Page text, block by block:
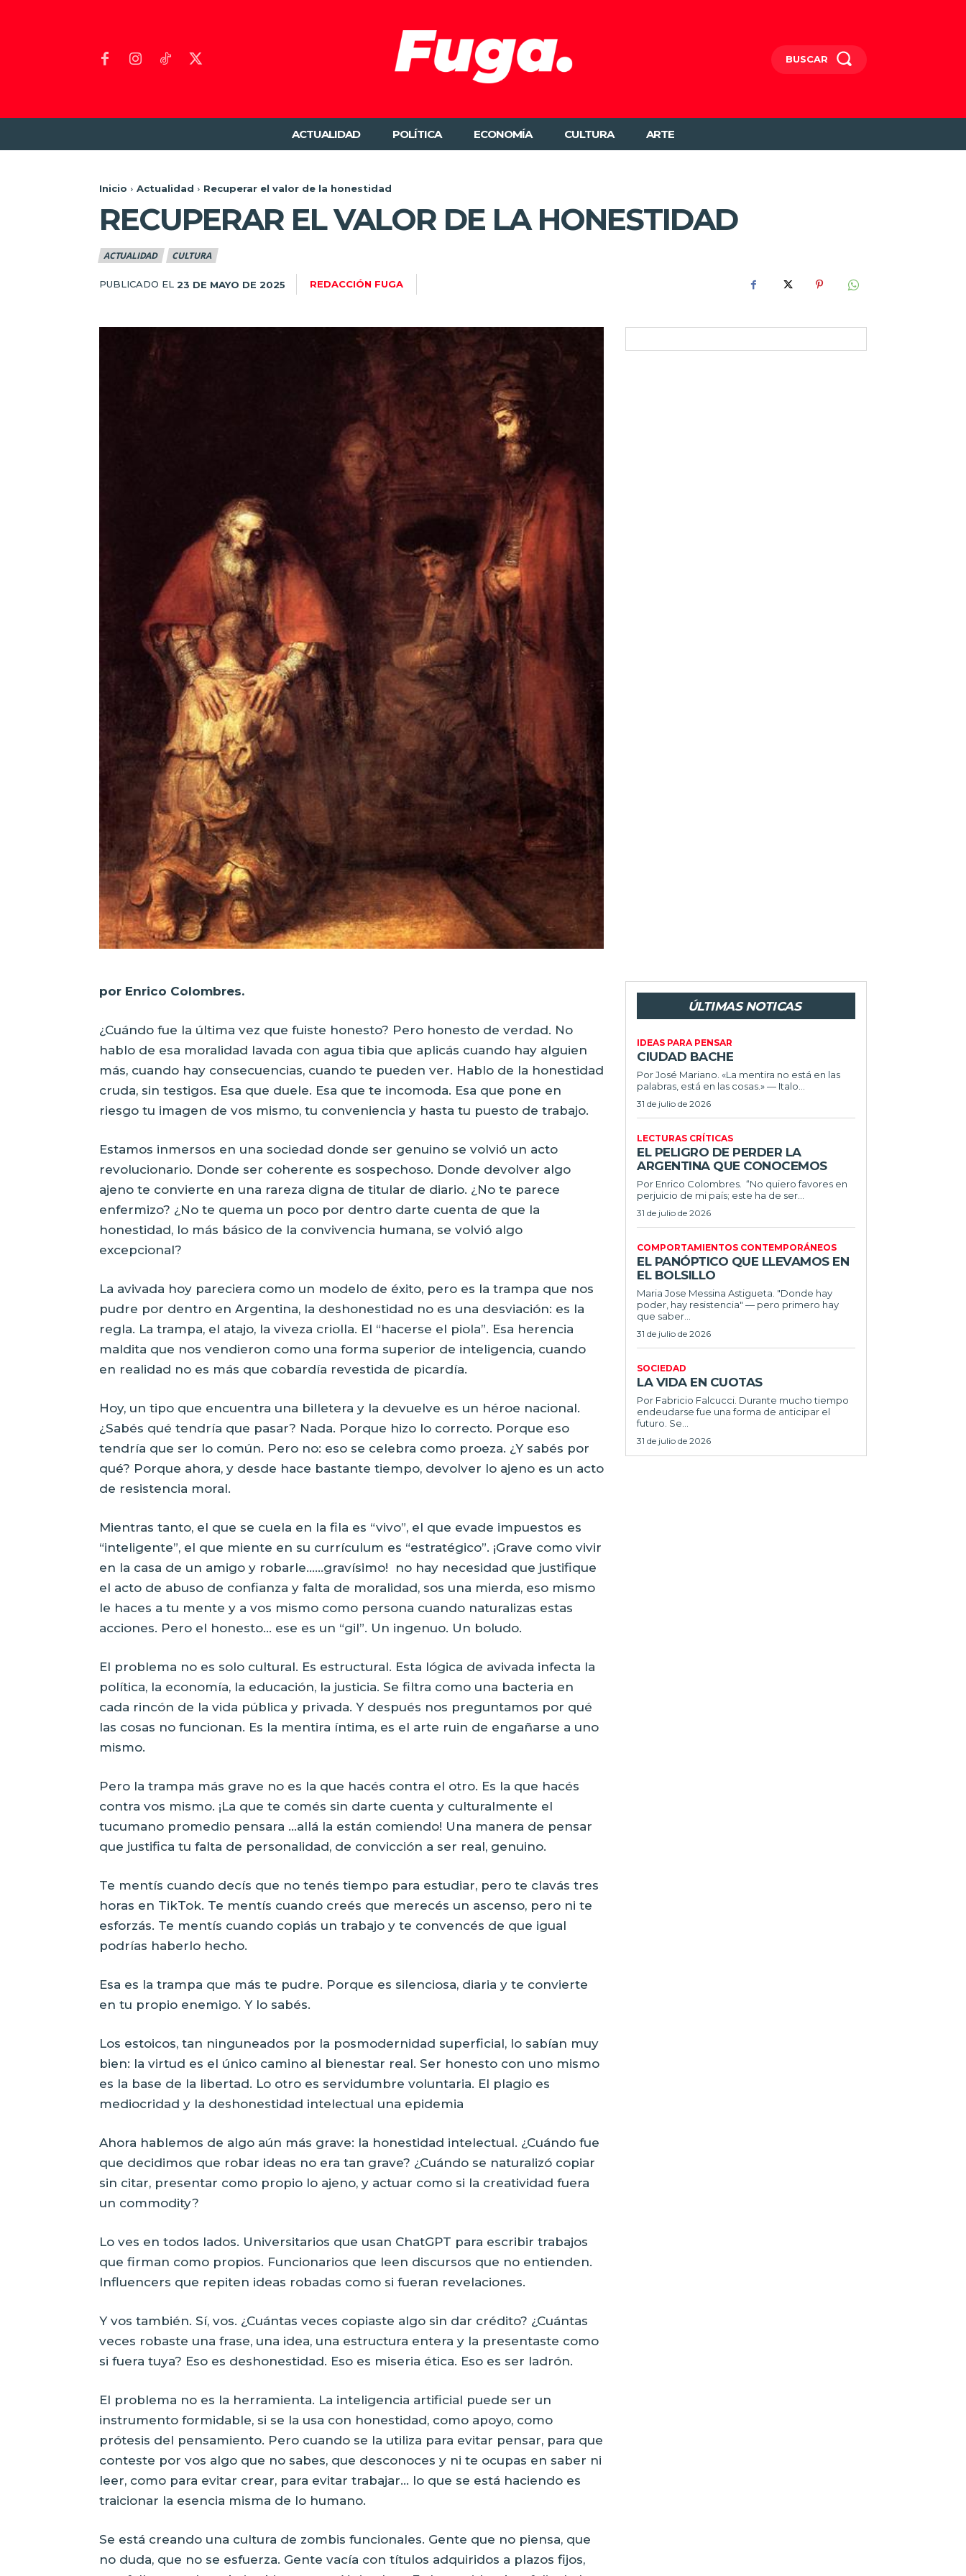
BUSCAR
ACTUALIDAD POLÍTICA ECONOMÍA CULTURA ARTE
Inicio Actualidad Recuperar el valor de la honestidad
RECUPERAR EL VALOR DE LA HONESTIDAD
ACTUALIDAD CULTURA
PUBLICADO EL 23 DE MAYO DE 2025 REDACCIÓN FUGA
por Enrico Colombres.
¿Cuándo fue la última vez que fuiste honesto? Pero honesto de verdad. No
hablo de esa moralidad lavada con agua tibia que aplicás cuando hay alguien
más, cuando hay consecuencias, cuando te pueden ver. Hablo de la honestidad
cruda, sin testigos. Esa que duele. Esa que te incomoda. Esa que pone en
riesgo tu imagen de vos mismo, tu conveniencia y hasta tu puesto de trabajo.
Estamos inmersos en una sociedad donde ser genuino se volvió un acto
revolucionario. Donde ser coherente es sospechoso. Donde devolver algo
ajeno te convierte en una rareza digna de titular de diario. ¿No te parece
enfermizo? ¿No te quema un poco por dentro darte cuenta de que la
honestidad, lo más básico de la convivencia humana, se volvió algo
excepcional?
La avivada hoy pareciera como un modelo de éxito, pero es la trampa que nos
pudre por dentro en Argentina, la deshonestidad no es una desviación: es la
regla. La trampa, el atajo, la viveza criolla. El “hacerse el piola”. Esa herencia
maldita que nos vendieron como una forma superior de inteligencia, cuando
en realidad no es más que cobardía revestida de picardía.
Hoy, un tipo que encuentra una billetera y la devuelve es un héroe nacional.
¿Sabés qué tendría que pasar? Nada. Porque hizo lo correcto. Porque eso
tendría que ser lo común. Pero no: eso se celebra como proeza. ¿Y sabés por
qué? Porque ahora, y desde hace bastante tiempo, devolver lo ajeno es un acto
de resistencia moral.
Mientras tanto, el que se cuela en la fila es “vivo”, el que evade impuestos es
“inteligente”, el que miente en su currículum es “estratégico”. ¡Grave como vivir
en la casa de un amigo y robarle……gravísimo!
no hay necesidad que justifique
el acto de abuso de confianza y falta de moralidad, sos una mierda, eso mismo
le haces a tu mente y a vos mismo como persona cuando naturalizas estas
acciones. Pero el honesto… ese es un “gil”. Un ingenuo. Un boludo.
El problema no es solo cultural. Es estructural. Esta lógica de avivada infecta la
política, la economía, la educación, la justicia. Se filtra como una bacteria en
cada rincón de la vida pública y privada. Y después nos preguntamos por qué
las cosas no funcionan. Es la mentira íntima, es el arte ruin de engañarse a uno
mismo.
Pero la trampa más grave no es la que hacés contra el otro. Es la que hacés
contra vos mismo. ¡La que te comés sin darte cuenta y culturalmente el
tucumano promedio pensara …allá la están comiendo! Una manera de pensar
que justifica tu falta de personalidad, de convicción a ser real, genuino.
Te mentís cuando decís que no tenés tiempo para estudiar, pero te clavás tres
horas en TikTok. Te mentís cuando creés que merecés un ascenso, pero ni te
esforzás. Te mentís cuando copiás un trabajo y te convencés de que igual
podrías haberlo hecho.
Esa es la trampa que más te pudre. Porque es silenciosa, diaria y te convierte
en tu propio enemigo. Y lo sabés.
Los estoicos, tan ninguneados por la posmodernidad superficial, lo sabían muy
bien: la virtud es el único camino al bienestar real. Ser honesto con uno mismo
es la base de la libertad. Lo otro es servidumbre voluntaria. El plagio es
mediocridad y la deshonestidad intelectual una epidemia
Ahora hablemos de algo aún más grave: la honestidad intelectual. ¿Cuándo fue
que decidimos que robar ideas no era tan grave? ¿Cuándo se naturalizó copiar
sin citar, presentar como propio lo ajeno, y actuar como si la creatividad fuera
un commodity?
Lo ves en todos lados. Universitarios que usan ChatGPT para escribir trabajos
que firman como propios. Funcionarios que leen discursos que no entienden.
Influencers que repiten ideas robadas como si fueran revelaciones.
Y vos también. Sí, vos. ¿Cuántas veces copiaste algo sin dar crédito? ¿Cuántas
veces robaste una frase, una idea, una estructura entera y la presentaste como
si fuera tuya? Eso es deshonestidad. Eso es miseria ética. Eso es ser ladrón.
El problema no es la herramienta. La inteligencia artificial puede ser un
instrumento formidable, si se la usa con honestidad, como apoyo, como
prótesis del pensamiento. Pero cuando se la utiliza para evitar pensar, para que
conteste por vos algo que no sabes, que desconoces y ni te ocupas en saber ni
leer, como para evitar crear, para evitar trabajar… lo que se está haciendo es
traicionar la esencia misma de lo humano.
Se está creando una cultura de zombis funcionales. Gente que no piensa, que
no duda, que no se esfuerza. Gente vacía con títulos adquiridos a plazos fijos,
ÚLTIMAS NOTICAS
IDEAS PARA PENSAR
CIUDAD BACHE
Por José Mariano. «La mentira no está en las
palabras, está en las cosas.» — Italo...
31 de julio de 2026
LECTURAS CRÍTICAS
EL PELIGRO DE PERDER LA
ARGENTINA QUE CONOCEMOS
Por Enrico Colombres. “No quiero favores en
perjuicio de mi país; este ha de ser...
31 de julio de 2026
COMPORTAMIENTOS CONTEMPORÁNEOS
EL PANÓPTICO QUE LLEVAMOS EN
EL BOLSILLO
Maria Jose Messina Astigueta. "Donde hay
poder, hay resistencia" — pero primero hay
que saber...
31 de julio de 2026
SOCIEDAD
LA VIDA EN CUOTAS
Por Fabricio Falcucci. Durante mucho tiempo
endeudarse fue una forma de anticipar el
futuro. Se...
31 de julio de 2026